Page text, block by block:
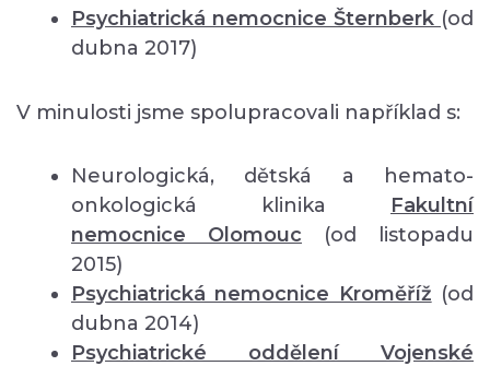
Psychiatrická nemocnice Šternberk (od
dubna 2017)
V minulosti jsme spolupracovali například s:
Neurologická, dětská a hemato-
onkologická klinika Fakultní
nemocnice Olomouc (od listopadu
2015)
Psychiatrická nemocnice Kroměříž (od
dubna 2014)
Psychiatrické oddělení Vojenské